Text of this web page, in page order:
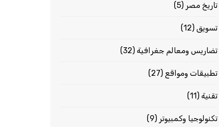
تاريخ مصر (5)
تسويق (12)
تضاريس ومعالم جغرافية (32)
تطبيقات ومواقع (27)
تقنية (11)
تكنولوجيا وكمبيوتر (9)